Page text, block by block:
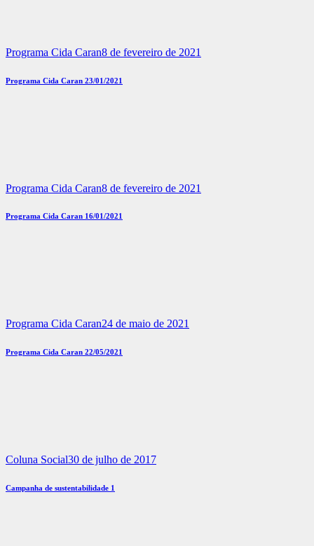
Programa Cida Caran8 de fevereiro de 2021
Programa Cida Caran 23/01/2021
Programa Cida Caran8 de fevereiro de 2021
Programa Cida Caran 16/01/2021
Programa Cida Caran24 de maio de 2021
Programa Cida Caran 22/05/2021
Coluna Social30 de julho de 2017
Campanha de sustentabilidade 1